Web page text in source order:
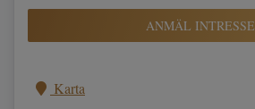
ANMÄL INTRESSE
Karta